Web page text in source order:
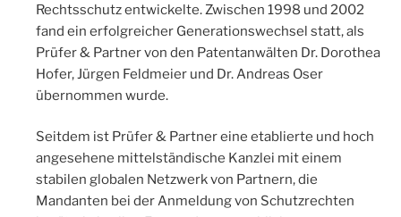
Rechtsschutz entwickelte. Zwischen 1998 und 2002
fand ein erfolgreicher Generationswechsel statt, als
Prüfer & Partner von den Patentanwälten Dr. Dorothea
Hofer, Jürgen Feldmeier und Dr. Andreas Oser
übernommen wurde.
Seitdem ist Prüfer & Partner eine etablierte und hoch
angesehene mittelständische Kanzlei mit einem
stabilen globalen Netzwerk von Partnern, die
Mandanten bei der Anmeldung von Schutzrechten